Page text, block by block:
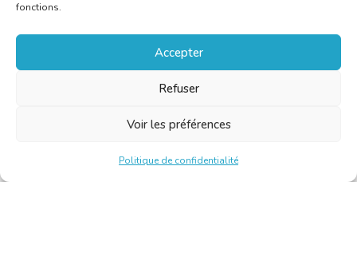
fonctions.
Accepter
Refuser
Voir les préférences
Politique de confidentialité